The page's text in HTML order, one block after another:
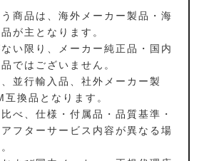
う商品は、海外メーカー製品・海
が主となります。
ない限り、メーカー純正品・国内
ではございません。
、並行輸入品、社外メーカー製
換品となります。
べ、仕様・付属品・品質基準・
フターサービス内容が異なる場